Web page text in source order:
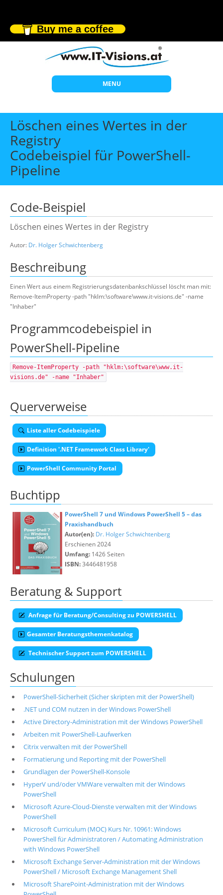
Buy me a coffee
MENU
Start
Themen
Beratung
Offene Seminare
Wissen
Über uns
Löschen eines Wertes in der
Registry
Codebeispiel für PowerShell-
Pipeline
Code-Beispiel
Löschen eines Wertes in der Registry
Autor: Dr. Holger Schwichtenberg
Beschreibung
Einen Wert aus einem Registrierungsdatenbankschlüssel löscht man mit:
Remove-ItemProperty -path "hklm:\software\www.it-visions.de" -name
"Inhaber"
Programmcodebeispiel in
PowerShell-Pipeline
Remove-ItemProperty -path "hklm:\software\www.it-
visions.de" -name "Inhaber"
Querverweise
Liste aller Codebeispiele
Definition '.NET Framework Class Library'
PowerShell Community Portal
Buchtipp
PowerShell 7 und Windows PowerShell 5 – das
Praxishandbuch
Autor(en): Dr. Holger Schwichtenberg
Erschienen 2024
Umfang: 1426 Seiten
ISBN:3446481958
Beratung & Support
Anfrage für Beratung/Consulting zu POWERSHELL
Gesamter Beratungsthemenkatalog
Technischer Support zum POWERSHELL
Schulungen
PowerShell-Sicherheit (Sicher skripten mit der PowerShell)
.NET und COM nutzen in der Windows PowerShell
Active Directory-Administration mit der Windows PowerShell
Arbeiten mit PowerShell-Laufwerken
Citrix verwalten mit der PowerShell
Formatierung und Reporting mit der PowerShell
Grundlagen der PowerShell-Konsole
HyperV und/oder VMWare verwalten mit der Windows
PowerShell
Microsoft Azure-Cloud-Dienste verwalten mit der Windows
PowerShell
Microsoft Curriculum (MOC) Kurs Nr. 10961: Windows
PowerShell für Administratoren / Automating Administration
with Windows PowerShell
Microsoft Exchange Server-Administration mit der Windows
PowerShell / Microsoft Exchange Management Shell
Microsoft SharePoint-Administration mit der Windows